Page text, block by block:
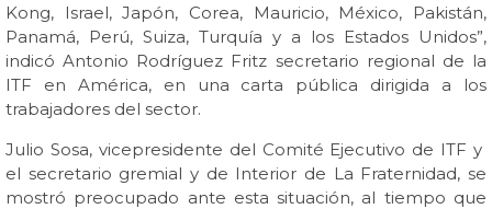
Kong, Israel, Japón, Corea, Mauricio, México, Pakistán,
Panamá, Perú, Suiza, Turquía y a los Estados Unidos”,
indicó Antonio Rodríguez Fritz secretario regional de la
ITF en América, en una carta pública dirigida a los
trabajadores del sector.
Julio Sosa, vicepresidente del Comité Ejecutivo de ITF y
el secretario gremial y de Interior de La Fraternidad, se
mostró preocupado ante esta situación, al tiempo que